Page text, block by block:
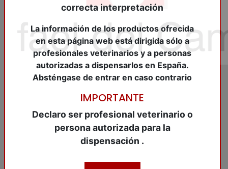
DEE033552
DOMIDINE® 10 mg/ml. 5
ML. Sol.i. (AV)
correcta interpretación
La información de los productos ofrecida
en esta página web está dirigida sólo a
profesionales veterinarios y a personas
autorizadas a dispensarlos en España.
Absténgase de entrar en caso contrario
IMPORTANTE
Declaro ser profesional veterinario o
persona autorizada para la
dispensación .